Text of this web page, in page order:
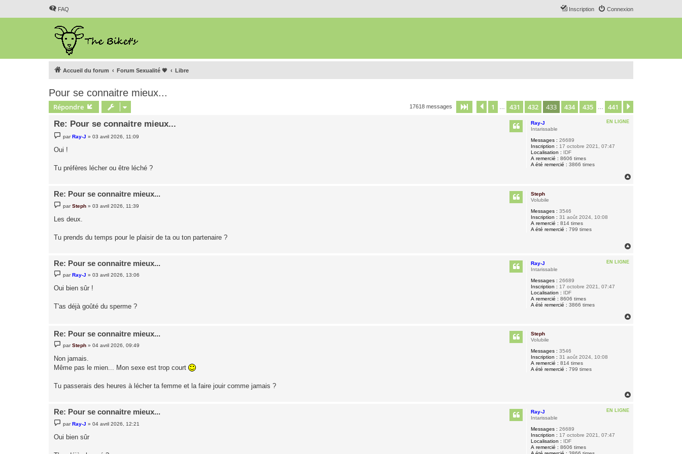
FAQ Connexion
Inscription
Accueil du forum Forum Sexualité 💗 Libre
Pour se connaitre mieux...
Répondre 17618 messages Page 433 sur441
Précédent
1 431 432 433 434 435 441
EN LIGNE
Ray-J
Intarissable
Messages : 26689
Inscription : 17 octobre 2021, 07:47
Localisation : IDF
A remercié : 8606 times
A été remercié : 3866 times
Re: Pour se connaitre mieux...
e
s
s
e
parRay-J »03 avril 2026, 11:09
Oui !
Tu préfères lécher ou être léché ?
Steph
Volubile
Messages : 3546
Inscription : 31 août 2024, 10:08
A remercié : 814 times
A été remercié : 799 times
Re: Pour se connaitre mieux...
e
s
e
parSteph »03 avril 2026, 11:39
Les deux.
Tu prends du temps pour le plaisir de ta ou ton partenaire ?
EN LIGNE
Ray-J
Intarissable
Messages : 26689
Inscription : 17 octobre 2021, 07:47
Localisation : IDF
A remercié : 8606 times
A été remercié : 3866 times
Re: Pour se connaitre mieux...
e
s
s
e
parRay-J »03 avril 2026, 13:06
Oui bien sûr !
T'as déjà goûté du sperme ?
Steph
Volubile
Messages : 3546
Inscription : 31 août 2024, 10:08
A remercié : 814 times
A été remercié : 799 times
Re: Pour se connaitre mieux...
e
s
a
parSteph »04 avril 2026, 09:49
Non jamais.
Même pas le mien... Mon sexe est trop court
Tu passerais des heures à lécher ta femme et la faire jouir comme jamais ?
EN LIGNE
Ray-J
Intarissable
Messages : 26689
Inscription : 17 octobre 2021, 07:47
Localisation : IDF
A remercié : 8606 times
Re: Pour se connaitre mieux...
e
s
s
parRay-J »04 avril 2026, 12:21
Oui bien sûr